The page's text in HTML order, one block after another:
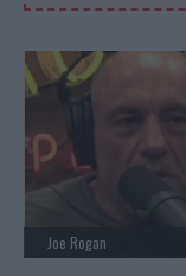
Joe Rogan